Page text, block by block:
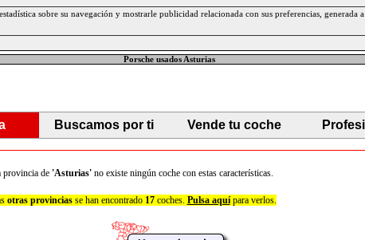
sobre su navegación y mostrarle publicidad relacionada con sus preferencias, generada
Porsche usados Asturias
Buscamos por ti Vende tu coche
de 'Asturias'no existe ningún coche con estas características.
otras provinciasse han encontrado 17coches. Pulsa aquípara verlos.